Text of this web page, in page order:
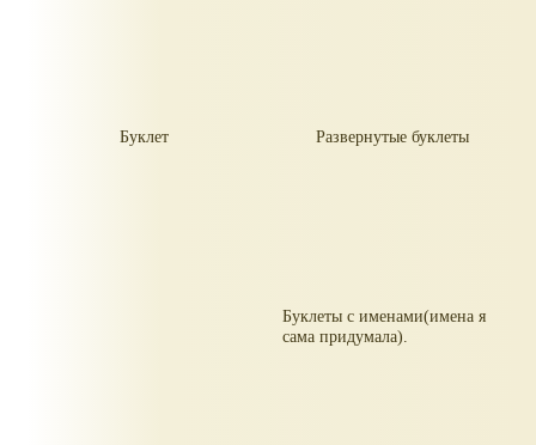
Буклет Развернутые буклеты
Буклеты с именами(имена я
сама придумала).